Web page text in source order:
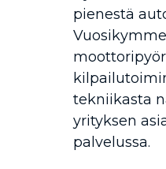
pienestä
tekniikasta
yrityksen
palvelussa.